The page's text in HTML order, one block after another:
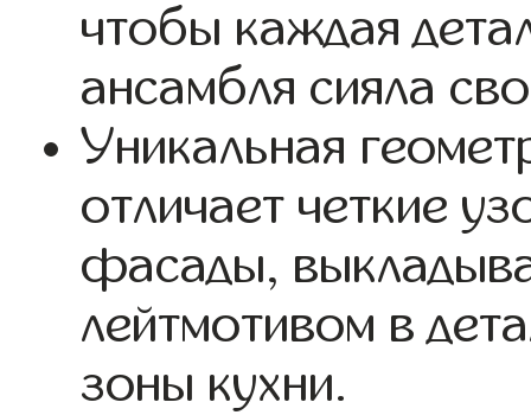
чтобы каждая
ансамбля сияла
Уникальная
отличает четкие
фасады,
лейтмотивом в
зоны кухни.